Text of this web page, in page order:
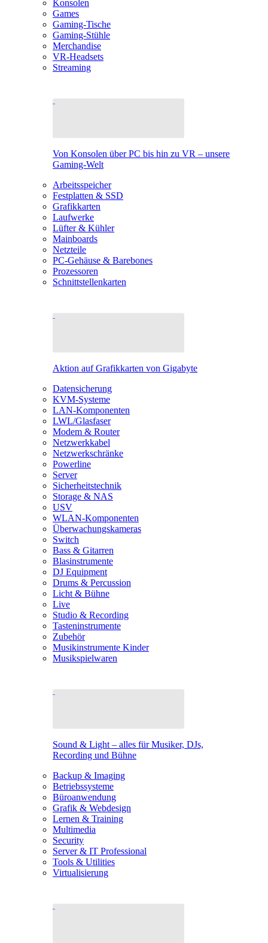
Konsolen
Games
Gaming-Tische
Gaming-Stühle
Merchandise
VR-Headsets
Streaming
Von Konsolen über PC bis hin zu VR – unsere
Gaming-Welt
Arbeitsspeicher
Festplatten & SSD
Grafikkarten
Laufwerke
Lüfter & Kühler
Mainboards
Netzteile
PC-Gehäuse & Barebones
Prozessoren
Schnittstellenkarten
Aktion auf Grafikkarten von Gigabyte
Datensicherung
KVM-Systeme
LAN-Komponenten
LWL/Glasfaser
Modem & Router
Netzwerkkabel
Netzwerkschränke
Powerline
Server
Sicherheitstechnik
Storage & NAS
USV
WLAN-Komponenten
Überwachungskameras
Switch
Bass & Gitarren
Blasinstrumente
DJ Equipment
Drums & Percussion
Licht & Bühne
Live
Studio & Recording
Tasteninstrumente
Zubehör
Musikinstrumente Kinder
Musikspielwaren
Sound & Light – alles für Musiker, DJs,
Recording und Bühne
Backup & Imaging
Betriebssysteme
Büroanwendung
Grafik & Webdesign
Lernen & Training
Multimedia
Security
Server & IT Professional
Tools & Utilities
Virtualisierung